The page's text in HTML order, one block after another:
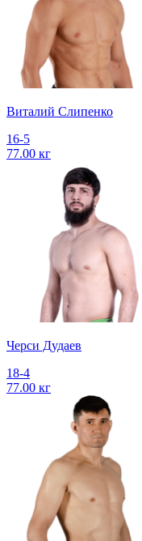
Виталий Слипенко
16-5
77.00 кг
Черси Дудаев
18-4
77.00 кг